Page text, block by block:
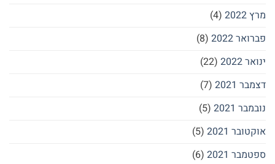
מרץ 2022
(4)
פברואר 2022
(8)
ינואר 2022
(22)
דצמבר 2021
(7)
נובמבר 2021
(5)
אוקטובר 2021
(5)
ספטמבר 2021
(6)